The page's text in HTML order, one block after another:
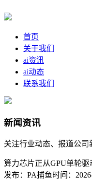
首页
关于我们
ai资讯
ai动态
联系我们
新闻资讯
关注行业动态、报道公司
算力芯片正从GPU单轮驱
发布：PA捕鱼时间：